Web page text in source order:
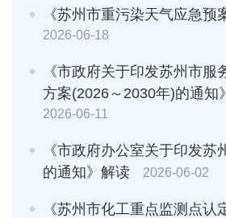
《苏州市重污染天气应急预
2026-06-18
《市政府关于印发苏州市服
方案(2026～2030年)的通知
2026-06-11
《市政府办公室关于印发苏
的通知》解读
2026-06-02
《苏州市化工重点监测点认